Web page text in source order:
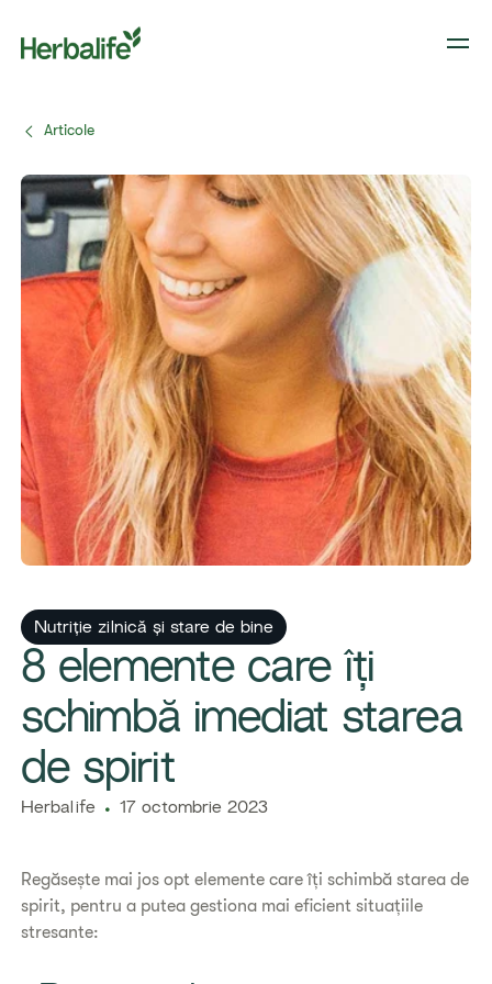
Articole
Nutriție zilnică și stare de bine
8 elemente care îți
schimbă imediat starea
de spirit
Herbalife 17 octombrie 2023
Regăsește mai jos opt elemente care îți schimbă starea de
spirit, pentru a putea gestiona mai eficient situațiile
stresante: